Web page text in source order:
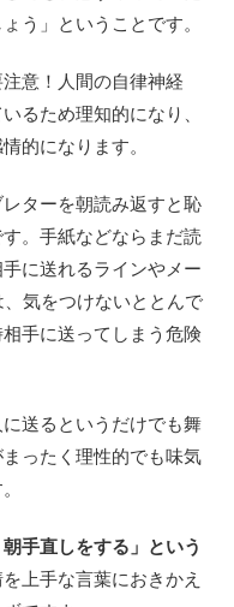
う」ということです。
意！人間の自律神経
るため理知的になり、
的になります。
ターを朝読み返すと恥
。手紙などならまだ読
に送れるラインやメー
気をつけないととんで
手に送ってしまう危険
送るというだけでも舞
ったく理性的でも味気
手直しをする」という
上手な言葉におきかえ